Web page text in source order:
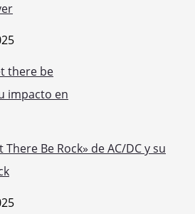
There Be Rock» de AC/DC y su